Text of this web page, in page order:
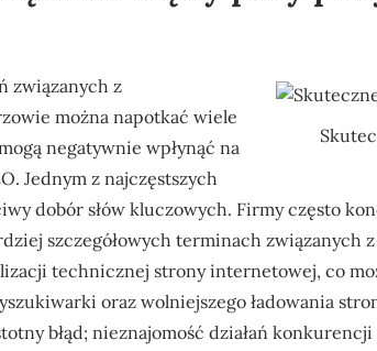
związanych z
można napotkać wiele
negatywnie wpłynąć na
Jednym z najczęstszych
dobór słów kluczowych. Firmy często
szczegółowych terminach związanych
technicznej strony internetowej, co
oraz wolniejszego ładowania
błąd; nieznajomość działań